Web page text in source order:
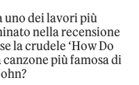
uno dei lavori più
nella recensione
la crudele ‘How Do
canzone più famosa di